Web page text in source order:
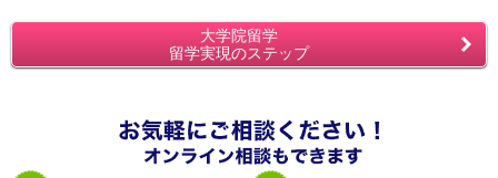
大学院留学
留学実現のステップ